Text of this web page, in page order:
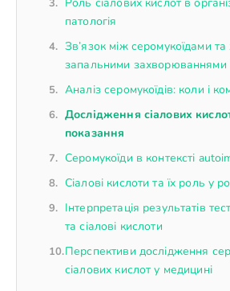
патологія
Зв’язок між серомукоїдами
запальними захворюваннями
Аналіз серомукоїдів: коли і
Дослідження сіалових
показання
Серомукоїди в контексті
Сіалові кислоти та їх роль у
Інтерпретація результатів
та сіалові кислоти
Перспективи дослідження
сіалових кислот у медицині